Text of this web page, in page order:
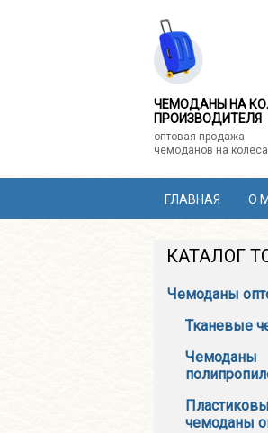
ЧЕМОДАНЫ НА
ПРОИЗВОДИТЕЛЯ
оптовая продажа
чемоданов на
ГЛАВНАЯ О
КАТАЛОГ
Чемоданы
Тканевые
Чемоданы
чемоданы